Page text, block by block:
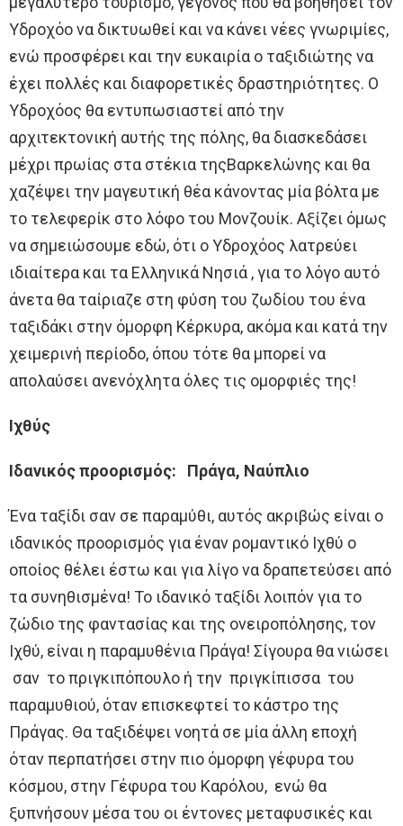
Υδροχόο να δικτυωθεί και να κάνει νέες γνωριμίες,
ενώ προσφέρει και την ευκαιρία ο ταξιδιώτης να
έχει πολλές και διαφορετικές δραστηριότητες. Ο
Υδροχόος θα εντυπωσιαστεί από την
αρχιτεκτονική αυτής της πόλης, θα διασκεδάσει
μέχρι πρωίας στα στέκια τηςΒαρκελώνης και θα
χαζέψει την μαγευτική θέα κάνοντας μία βόλτα με
το τελεφερίκ στο λόφο του Μονζουίκ. Αξίζει όμως
να σημειώσουμε εδώ, ότι ο Υδροχόος λατρεύει
ιδιαίτερα και τα Ελληνικά Νησιά , για το λόγο αυτό
άνετα θα ταίριαζε στη φύση του ζωδίου του ένα
ταξιδάκι στην όμορφη Κέρκυρα, ακόμα και κατά την
χειμερινή περίοδο, όπου τότε θα μπορεί να
απολαύσει ανενόχλητα όλες τις ομορφιές της!
Ιχθύς
Ιδανικός προορισμός: Πράγα, Ναύπλιο
Ένα ταξίδι σαν σε παραμύθι, αυτός ακριβώς είναι ο
ιδανικός προορισμός για έναν ρομαντικό Ιχθύ ο
οποίος θέλει έστω και για λίγο να δραπετεύσει από
τα συνηθισμένα! Το ιδανικό ταξίδι λοιπόν για το
ζώδιο της φαντασίας και της ονειροπόλησης, τον
Ιχθύ, είναι η παραμυθένια Πράγα! Σίγουρα θα νιώσει
σαν το πριγκιπόπουλο ή την πριγκίπισσα του
παραμυθιού, όταν επισκεφτεί το κάστρο της
Πράγας. Θα ταξιδέψει νοητά σε μία άλλη εποχή
όταν περπατήσει στην πιο όμορφη γέφυρα του
κόσμου, στην Γέφυρα του Καρόλου, ενώ θα
ξυπνήσουν μέσα του οι έντονες μεταφυσικές και